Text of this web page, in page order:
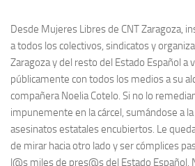
Desde Mujeres Libres de CNT Zaragoza,
a todos los colectivos, sindicatos y
Zaragoza y del resto del Estado Español a
públicamente con todos los medios a su
compañera Noelia Cotelo. Si no lo
impunemente en la cárcel, sumándose a
asesinatos estatales encubiertos. Le
de mirar hacia otro lado y ser cómplices
l@s miles de pres@s del Estado Español.